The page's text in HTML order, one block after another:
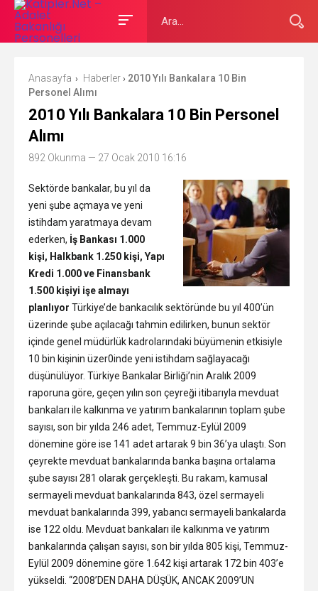
Anasayfa › Haberler › 2010 Yılı Bankalara 10 Bin
Personel Alımı
2010 Yılı Bankalara 10 Bin Personel
Alımı
892 Okunma — 27 Ocak 2010 16:16
Sektörde bankalar, bu yıl da
yeni şube açmaya ve yeni
istihdam yaratmaya devam
ederken, İş Bankası 1.000
kişi, Halkbank 1.250 kişi, Yapı
Kredi 1.000 ve Finansbank
1.500 kişiyi işe almayı
planlıyor Türkiye’de bankacılık sektöründe bu yıl 400’ün
üzerinde şube açılacağı tahmin edilirken, bunun sektör
içinde genel müdürlük kadrolarındaki büyümenin etkisiyle
10 bin kişinin üzer0inde yeni istihdam sağlayacağı
düşünülüyor. Türkiye Bankalar Birliği’nin Aralık 2009
raporuna göre, geçen yılın son çeyreği itibarıyla mevduat
bankaları ile kalkınma ve yatırım bankalarının toplam şube
sayısı, son bir yılda 246 adet, Temmuz-Eylül 2009
dönemine göre ise 141 adet artarak 9 bin 36’ya ulaştı. Son
çeyrekte mevduat bankalarında banka başına ortalama
şube sayısı 281 olarak gerçekleşti. Bu rakam, kamusal
sermayeli mevduat bankalarında 843, özel sermayeli
mevduat bankalarında 399, yabancı sermayeli bankalarda
ise 122 oldu. Mevduat bankaları ile kalkınma ve yatırım
bankalarında çalışan sayısı, son bir yılda 805 kişi, Temmuz-
Eylül 2009 dönemine göre 1.642 kişi artarak 172 bin 403’e
yükseldi. “2008’DEN DAHA DÜŞÜK, ANCAK 2009’UN